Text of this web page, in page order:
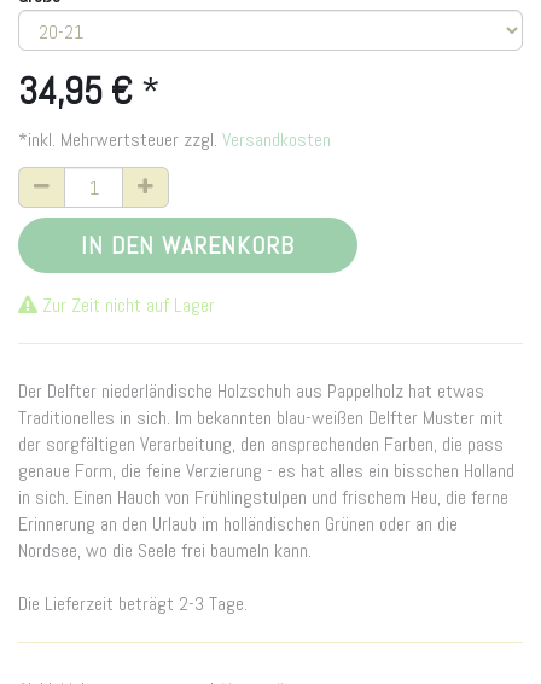
34,95 € *
*inkl. Mehrwertsteuer zzgl. Versandkosten
IN DEN WARENKORB
Zur Zeit nicht auf Lager
Der Delfter niederländische Holzschuh aus Pappelholz hat etwas
Traditionelles in sich. Im bekannten blau-weißen Delfter Muster mit
der sorgfältigen Verarbeitung, den ansprechenden Farben, die pass
genaue Form, die feine Verzierung - es hat alles ein bisschen Holland
in sich. Einen Hauch von Frühlingstulpen und frischem Heu, die ferne
Erinnerung an den Urlaub im holländischen Grünen oder an die
Nordsee, wo die Seele frei baumeln kann.
Die Lieferzeit beträgt 2-3 Tage.